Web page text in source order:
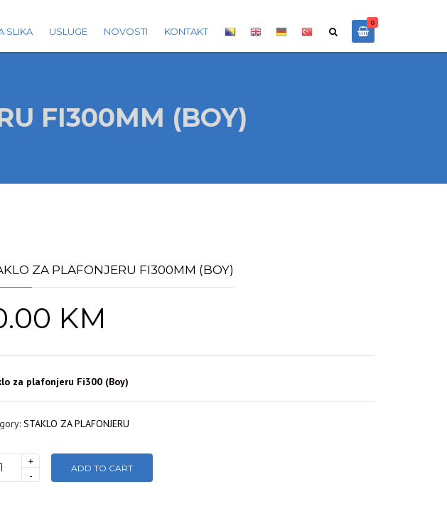
SLIKA USLUGE NOVOSTI KONTAKT
0
FI300MM (BOY)
ZA PLAFONJERU FI300MM (BOY)
KM
za plafonjeru Fi300 (Boy)
STAKLO ZA PLAFONJERU
+
-
ADD TO CART